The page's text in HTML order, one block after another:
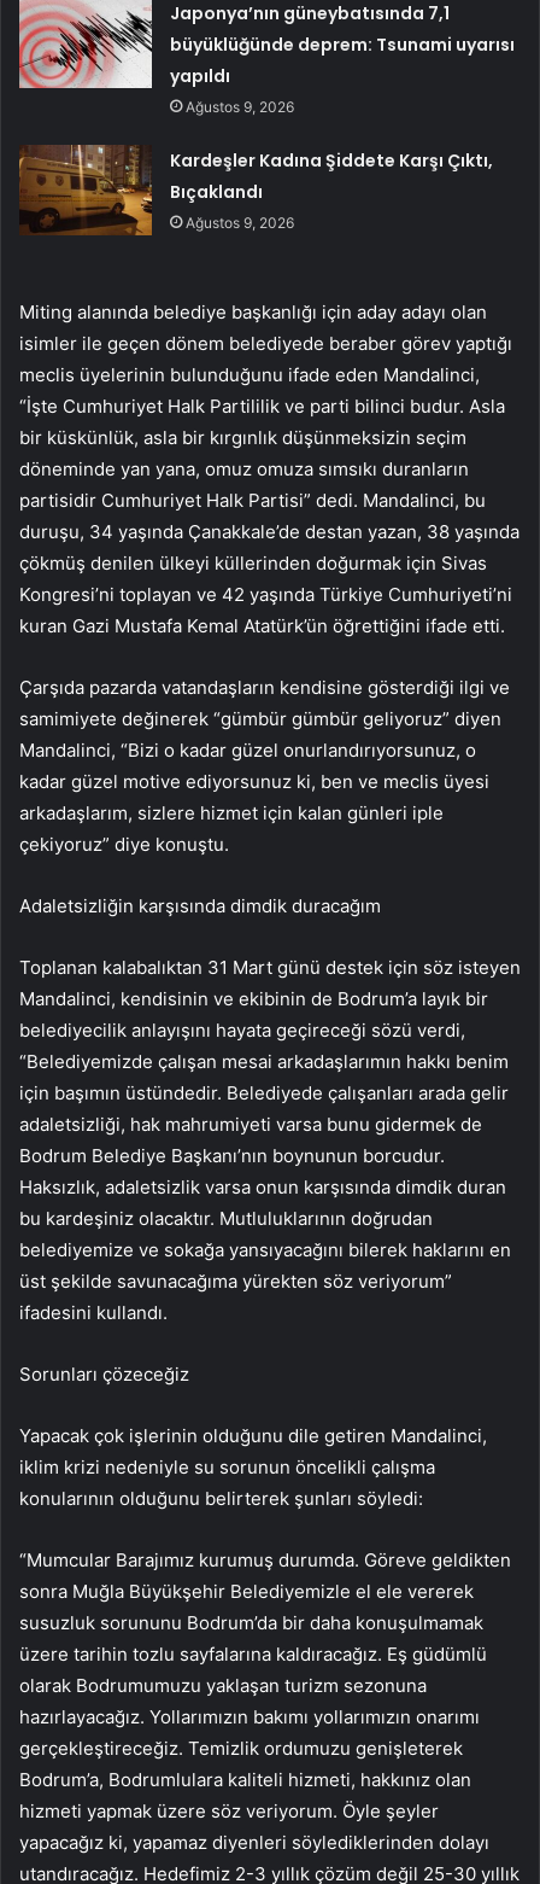
Japonya’nın güneybatısında 7,1
büyüklüğünde deprem: Tsunami uyarısı
yapıldı
Ağustos 9, 2026
Kardeşler Kadına Şiddete Karşı Çıktı,
Bıçaklandı
Ağustos 9, 2026
Miting alanında belediye başkanlığı için aday adayı olan
isimler ile geçen dönem belediyede beraber görev yaptığı
meclis üyelerinin bulunduğunu ifade eden Mandalinci,
“İşte Cumhuriyet Halk Partililik ve parti bilinci budur. Asla
bir küskünlük, asla bir kırgınlık düşünmeksizin seçim
döneminde yan yana, omuz omuza sımsıkı duranların
partisidir Cumhuriyet Halk Partisi” dedi. Mandalinci, bu
duruşu, 34 yaşında Çanakkale’de destan yazan, 38 yaşında
çökmüş denilen ülkeyi küllerinden doğurmak için Sivas
Kongresi’ni toplayan ve 42 yaşında Türkiye Cumhuriyeti’ni
kuran Gazi Mustafa Kemal Atatürk’ün öğrettiğini ifade etti.
Çarşıda pazarda vatandaşların kendisine gösterdiği ilgi ve
samimiyete değinerek “gümbür gümbür geliyoruz” diyen
Mandalinci, “Bizi o kadar güzel onurlandırıyorsunuz, o
kadar güzel motive ediyorsunuz ki, ben ve meclis üyesi
arkadaşlarım, sizlere hizmet için kalan günleri iple
çekiyoruz” diye konuştu.
Adaletsizliğin karşısında dimdik duracağım
Toplanan kalabalıktan 31 Mart günü destek için söz isteyen
Mandalinci, kendisinin ve ekibinin de Bodrum’a layık bir
belediyecilik anlayışını hayata geçireceği sözü verdi,
“Belediyemizde çalışan mesai arkadaşlarımın hakkı benim
için başımın üstündedir. Belediyede çalışanları arada gelir
adaletsizliği, hak mahrumiyeti varsa bunu gidermek de
Bodrum Belediye Başkanı’nın boynunun borcudur.
Haksızlık, adaletsizlik varsa onun karşısında dimdik duran
bu kardeşiniz olacaktır. Mutluluklarının doğrudan
belediyemize ve sokağa yansıyacağını bilerek haklarını en
üst şekilde savunacağıma yürekten söz veriyorum”
ifadesini kullandı.
Sorunları çözeceğiz
Yapacak çok işlerinin olduğunu dile getiren Mandalinci,
iklim krizi nedeniyle su sorunun öncelikli çalışma
konularının olduğunu belirterek şunları söyledi:
“Mumcular Barajımız kurumuş durumda. Göreve geldikten
sonra Muğla Büyükşehir Belediyemizle el ele vererek
susuzluk sorununu Bodrum’da bir daha konuşulmamak
üzere tarihin tozlu sayfalarına kaldıracağız. Eş güdümlü
olarak Bodrumumuzu yaklaşan turizm sezonuna
hazırlayacağız. Yollarımızın bakımı yollarımızın onarımı
gerçekleştireceğiz. Temizlik ordumuzu genişleterek
Bodrum’a, Bodrumlulara kaliteli hizmeti, hakkınız olan
hizmeti yapmak üzere söz veriyorum. Öyle şeyler
yapacağız ki, yapamaz diyenleri söylediklerinden dolayı
utandıracağız. Hedefimiz 2-3 yıllık çözüm değil 25-30 yıllık